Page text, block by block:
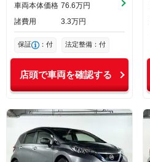
車両本体価格 76 6万円
諸費用
3 3万円
保証 ：付 法定整備：付
店頭で車両を確認する